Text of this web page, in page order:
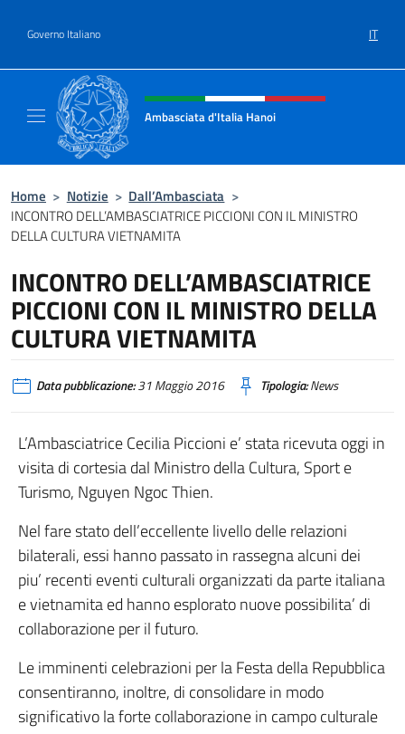
Governo Italiano IT
Intestazione sito, social e menù
Ambasciata d'Italia Hanoi
Home > Notizie > Dall’Ambasciata >
INCONTRO DELL’AMBASCIATRICE PICCIONI CON IL MINISTRO
DELLA CULTURA VIETNAMITA
INCONTRO DELL’AMBASCIATRICE
PICCIONI CON IL MINISTRO DELLA
CULTURA VIETNAMITA
Data pubblicazione:31 Maggio 2016 Tipologia:News
L’Ambasciatrice Cecilia Piccioni e’ stata ricevuta oggi in
visita di cortesia dal Ministro della Cultura, Sport e
Turismo, Nguyen Ngoc Thien.
Nel fare stato dell’eccellente livello delle relazioni
bilaterali, essi hanno passato in rassegna alcuni dei
piu’ recenti eventi culturali organizzati da parte italiana
e vietnamita ed hanno esplorato nuove possibilita’ di
collaborazione per il futuro.
Le imminenti celebrazioni per la Festa della Repubblica
consentiranno, inoltre, di consolidare in modo
significativo la forte collaborazione in campo culturale